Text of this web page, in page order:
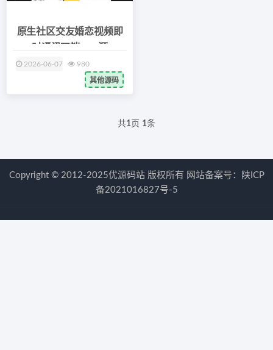
原生社区交友婚恋视频即
2026-06-07 980
其他源码
共1 页 1条
Copyright © 2012-2025优源码站 版权所有 网站备案号：
陕ICP
备2021016827号-5